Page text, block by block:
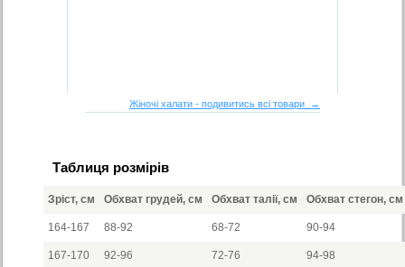
Жіночі халати - подивитись всі товари →
Таблиця розмірів
Зріст, см Обхват грудей, см Обхват талії, см Обхват стегон, см
164-167 88-92 68-72 90-94
167-170 92-96 72-76 94-98